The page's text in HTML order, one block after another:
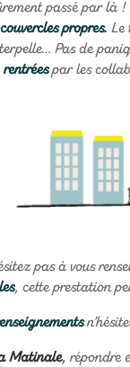
passé par
couvercles propres. Le
Pas de
rentréespar les
pas à vous
, cette prestation
Matinale, répondre